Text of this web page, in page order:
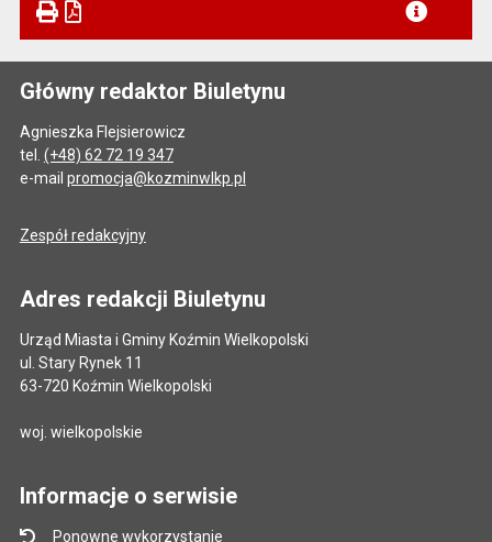
Główny redaktor Biuletynu
Agnieszka Flejsierowicz
tel. (+48) 62 72 19 347
e-mail promocja@kozminwlkp.pl
Zespół redakcyjny
Adres redakcji Biuletynu
Urząd Miasta i Gminy Koźmin Wielkopolski
ul. Stary Rynek 11
63-720 Koźmin Wielkopolski
woj. wielkopolskie
Informacje o serwisie
Ponowne wykorzystanie